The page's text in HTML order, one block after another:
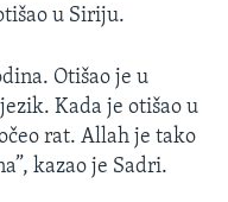
u Siriju.
Otišao je u
Kada je otišao u
rat. Allah je tako
kazao je Sadri.